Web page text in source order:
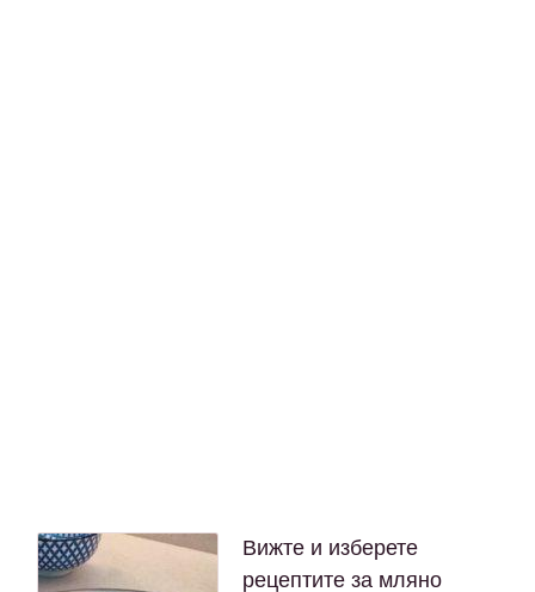
Вижте и изберете
рецептите за мляно